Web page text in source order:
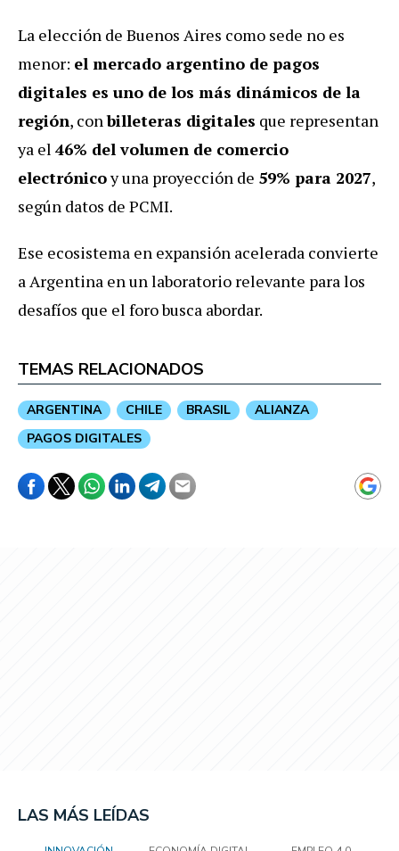
La elección de Buenos Aires como sede no es
menor: el mercado argentino de pagos
digitales es uno de los más dinámicos de la
región, conbilleteras digitales que representan
ya el 46% del volumen de comercio
electrónicoy una proyección de 59% para 2027,
según datos de PCMI.
Ese ecosistema en expansión acelerada convierte
a Argentina en un laboratorio relevante para los
desafíos que el foro busca abordar.
TEMAS RELACIONADOS
ARGENTINA CHILE BRASIL
ALIANZA
PAGOS DIGITALES
LAS MÁS LEÍDAS